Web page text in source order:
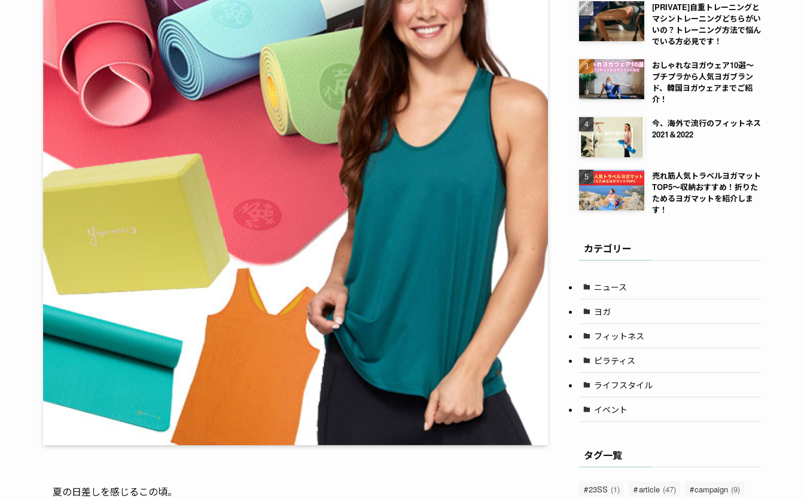
夏の日差しを感じるこの頃。
[PRIVATE]自重トレーニングと
マシントレーニングどちらがい
いの？トレーニング方法で悩ん
でいる方必見です！
おしゃれなヨガウェア10選～
プチプラから人気ヨガブラン
ド、韓国ヨガウェアまでご紹
介！
今、海外で流行のフィットネス
2021＆2022
売れ筋人気トラベルヨガマット
TOP5～収納おすすめ！折りた
ためるヨガマットを紹介しま
す！
カテゴリー
ニュース
ヨガ
フィットネス
ピラティス
ライフスタイル
イベント
タグ一覧
23SS (1) article (47) campaign (9)